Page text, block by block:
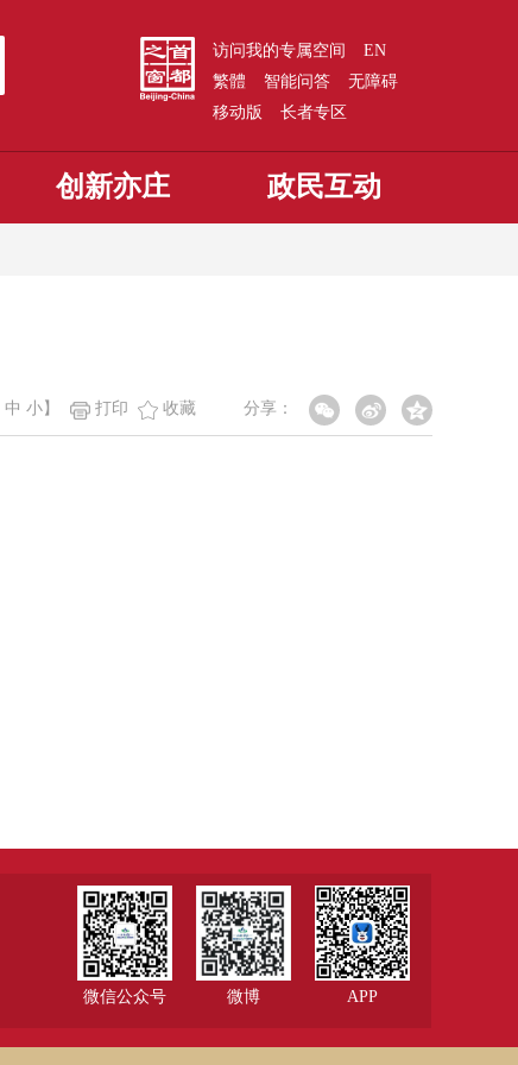
访问我的专属空间
EN
繁體
智能问答
无障碍
移动版
长者专区
创新亦庄 政民互动
分享：
中 小 】 打印 收藏
微信公众号 微博 APP